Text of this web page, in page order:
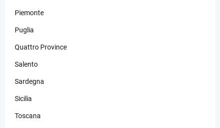
Piemonte
Puglia
Quattro Province
Salento
Sardegna
Sicilia
Toscana